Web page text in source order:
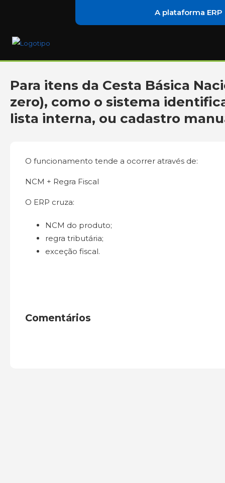
A plataforma
Para itens da Cesta Básica
zero), como o sistema
lista interna, ou cadastro
O funcionamento tende a ocorrer através de:
NCM + Regra Fiscal
O ERP cruza:
NCM do produto;
regra tributária;
exceção fiscal.
Comentários